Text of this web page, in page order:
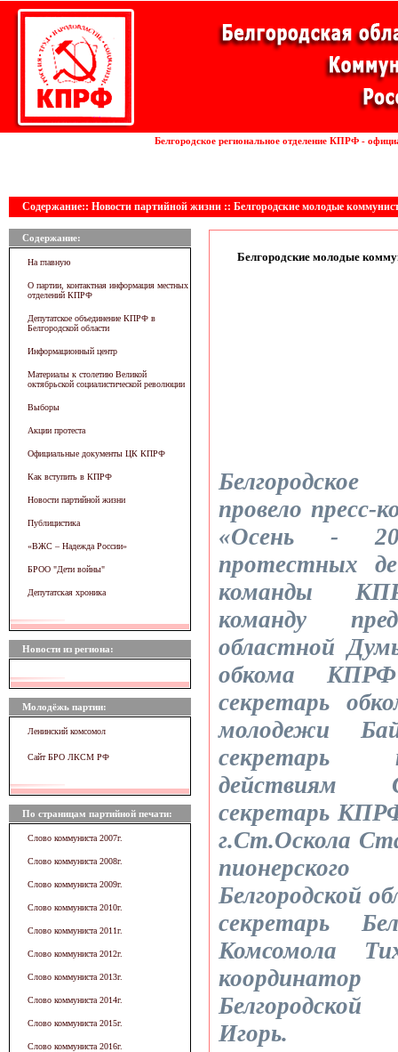
Белгородское региональное отделение КПРФ -
Содержание:: Новости партийной жизни :: Белгородские молодые
Содержание:
На главную
О партии, контактная информация местных
отделений КПРФ
Депутатское объединение КПРФ в
Белгородской области
Информационный центр
Материалы к столетию Великой
октябрьской социалистической революции
Выборы
Акции протеста
Официальные документы ЦК КПРФ
Как вступить в КПРФ
Новости партийной жизни
Публицистика
«ВЖC – Надежда России»
БРОО "Дети войны"
Депутатская хроника
Новости из региона:
Молодёжь партии:
Ленинский комсомол
Сайт БРО ЛКСМ РФ
По страницам партийной печати:
Слово коммуниста 2007г.
Слово коммуниста 2008г.
Слово коммуниста 2009г.
Слово коммуниста 2010г.
Слово коммуниста 2011г.
Слово коммуниста 2012г.
Слово коммуниста 2013г.
Слово коммуниста 2014г.
Слово коммуниста 2015г.
Слово коммуниста 2016г.
Белгородские молодые
провело пресс-
«Осень -
протестных
команды
команду
областной
обкома
секретарь
молодежи
секретарь
действиям
секретарь
г.Ст.Оскола
Белгородской
секретарь
Комсомола
Игорь.